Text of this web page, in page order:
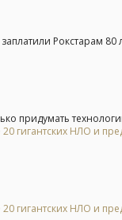
Рокстарам 80
придумать
гигантских НЛО и
гигантских НЛО и